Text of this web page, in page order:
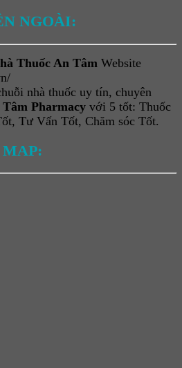
NGOÀI:
Thuốc An Tâm Website
nhà thuốc uy tín, chuyên
Pharmacy với 5 tốt: Thuốc
Tư Vấn Tốt, Chăm sóc Tốt.